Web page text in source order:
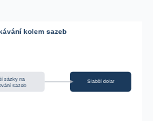
kolem sazeb
sázky na
sazeb
Slabší dolar